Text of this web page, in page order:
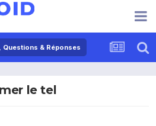
Questions & Réponses
le tel